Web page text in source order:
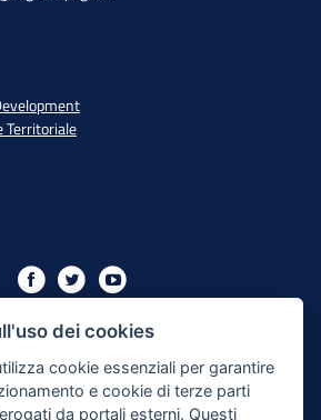
Territoriale
dei cookies
cookie essenziali per garantire
e cookie di terze parti
da portali esterni. Questi